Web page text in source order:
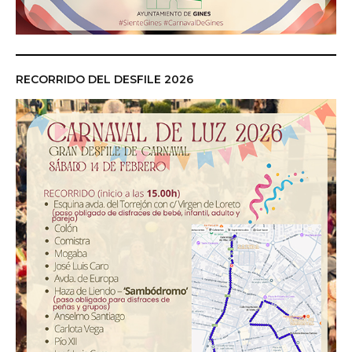
RECORRIDO DEL DESFILE 2026